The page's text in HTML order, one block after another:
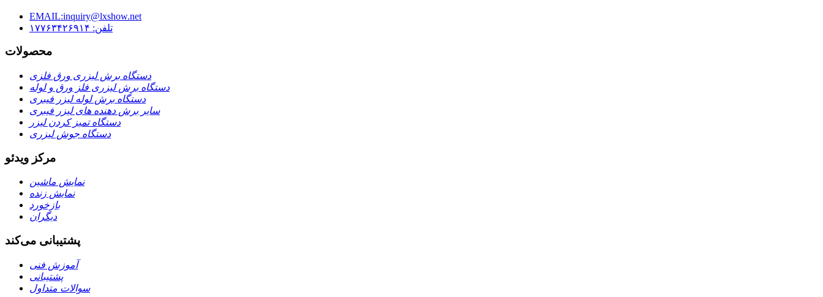
EMAIL:inquiry@lxshow.net
تلفن: ۱۷۷۶۳۴۲۶۹۱۴
محصولات
دستگاه برش لیزری ورق فلزی
دستگاه برش لیزری فلز ورق و لوله
دستگاه برش لوله لیزر فیبری
سایر برش دهنده های لیزر فیبری
دستگاه تمیز کردن لیزر
دستگاه جوش لیزری
مرکز ویدئو
نمایش ماشین
نمایش زنده
بازخورد
دیگران
پشتیبانی می‌کند
آموزش فنی
پشتیبانی
سوالات متداول